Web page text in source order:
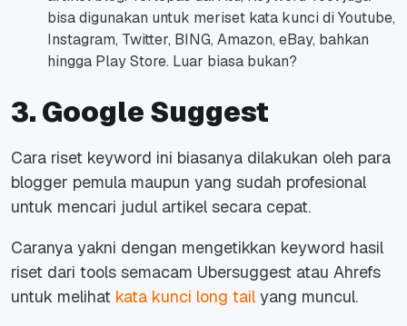
bisa digunakan untuk meriset kata kunci di Youtube,
Instagram, Twitter, BING, Amazon, eBay, bahkan
hingga Play Store. Luar biasa bukan?
3. Google Suggest
Cara riset keyword ini biasanya dilakukan oleh para
blogger pemula maupun yang sudah profesional
untuk mencari judul artikel secara cepat.
Caranya yakni dengan mengetikkan keyword hasil
riset dari tools semacam Ubersuggest atau Ahrefs
untuk melihat kata kunci long tail yang muncul.